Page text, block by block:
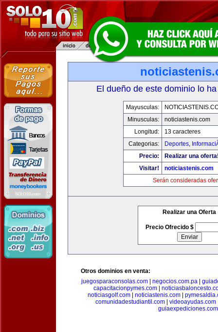
El dueño de este dominio lo
Mayusculas:
Minusculas:
noticiastenis.com
Longitud:
13 caracteres
Categorias:
Deportes,
Precio:
Realizar una
Visitar!
noticiastenis.com
Serán consideradas
Realizar una Oferta
Precio Ofrecido $
Otros dominios en venta:
juegosparaconsolas.com| negocios.com.pa|
capacitacionpymes.com|
noticiasgolf.com| noticiastenis.com|
comunidadestudiantil.com| videoayudas.com
guiaexpediciones.com